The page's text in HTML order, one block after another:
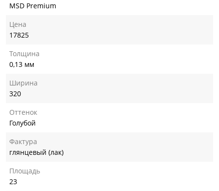
MSD Premium
Цена
17825
Толщина
0,13 мм
Ширина
320
Оттенок
Голубой
Фактура
глянцевый (лак)
Площадь
23